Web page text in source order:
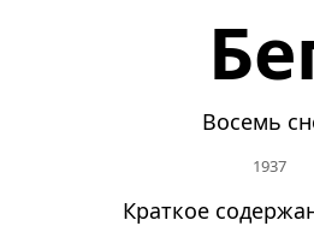
Восемь
1937
Краткое